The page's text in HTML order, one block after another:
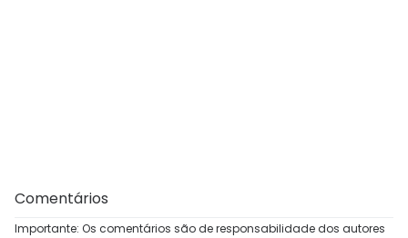
Comentários
Importante: Os comentários são de responsabilidade dos autores